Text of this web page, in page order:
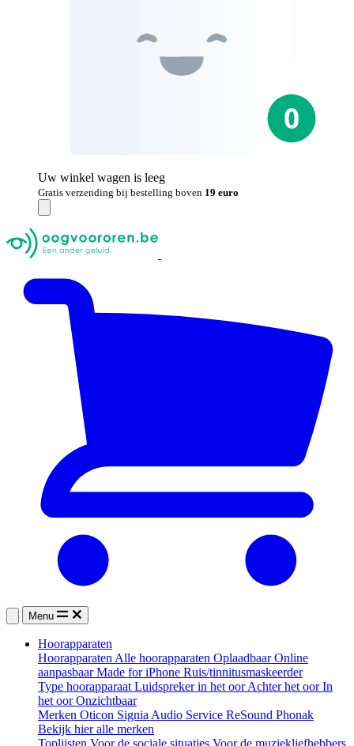
Uw winkel wagen is leeg
Gratis verzending bij bestelling boven 19 euro
Menu
Hoorapparaten
Hoorapparaten Alle hoorapparaten OplaadbaarOnline
aanpasbaarMade for iPhone Ruis/tinnitusmaskeerder
Type hoorapparaat Luidspreker in het oorAchter het oorIn
het oorOnzichtbaar
Merken Oticon Signia Audio Service ReSound Phonak
Bekijk hier alle merken